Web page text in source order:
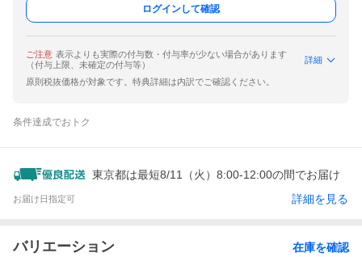
ログインして確認
ご注意 表示よりも実際の付与数・付与率が少ない場合があります
（付与上限、未確定の付与等）
詳細
原則税抜価格が対象です。特典詳細は内訳でご確認ください。
条件達成でおトク
東京都は最短8/11（火）8:00-12:00の間でお届け
お届け日指定可 詳細を見る
バリエーション 在庫を確認